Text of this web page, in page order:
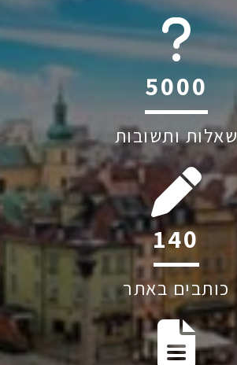
6045
שאלות ותשובות
208
כותבים באתר